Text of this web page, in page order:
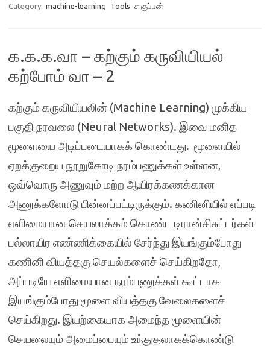
Category: machine-learning Tools ச.குப்பன்
க.க.க.வா – கற்கும் கருவியியல்
கற்போம் வா – 2
கற்கும் கருவியியலின் (Machine Learning) முக்கிய
பகுதி நரவலை (Neural Networks). இவை மனித
மூளையை அடிப்படையாகக் கொண்டது. மூளையில்
ஏறக்குறைய நூறுகோடி நரம்பணுக்கள் உள்ளன,
ஒவ்வொரு அணுவும் மற்ற ஆயிரக்கணக்கான
அணுக்களோடு பின்னப்பட்டிருக்கும். கணினியில் எப்படி
எளிமையான செயலாக்கம் கொண்ட டிரான்சிசுட்டர்கள்
பல்லாயிர எண்ணிக்கையில் சேர்ந்து இயங்கும்போது
கணினி வியத்தகு செயல்களைச் செய்கிறதோ,
அப்படியே எளிமையான நரம்பணுக்கள் கூட்டாக
இயங்கும்போது மூளை வியத்தகு வேலைகளைச்
செய்கிறது. இயற்கையாக அமைந்த மூளையின்
செயலையும் அமைப்பையும் உந்துதலாகக்கொண்டு